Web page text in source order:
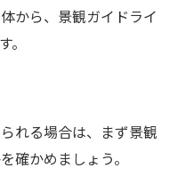
から、景観ガイドライ
。
れる場合は、まず景観
確かめましょう。